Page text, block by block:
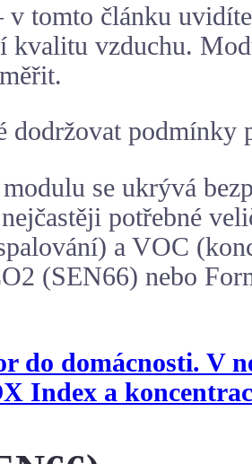
v tomto článku
kvalitu vzduchu.
podmínky
se ukrývá
potřebné
a VOC
(SEN66) nebo
do domácnosti. V
Index a